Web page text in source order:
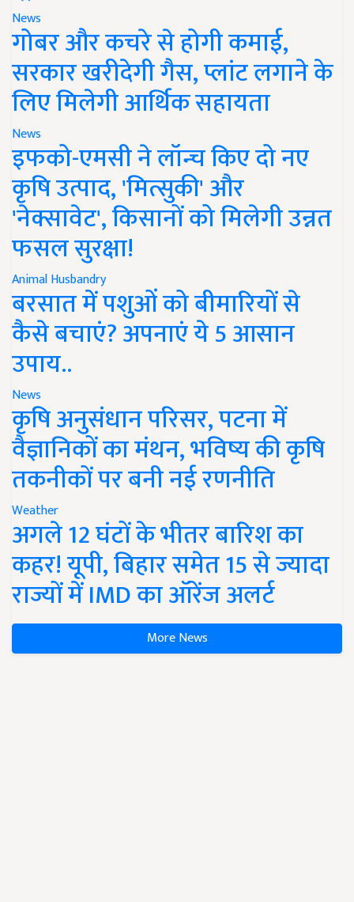
News
गोबर और कचरे से होगी कमाई,
सरकार खरीदेगी गैस, प्लांट लगाने के
लिए मिलेगी आर्थिक सहायता
News
इफको-एमसी ने लॉन्च किए दो नए
कृषि उत्पाद, 'मित्सुकी' और
'नेक्सावेट', किसानों को मिलेगी उन्नत
फसल सुरक्षा!
Animal Husbandry
बरसात में पशुओं को बीमारियों से
कैसे बचाएं? अपनाएं ये 5 आसान
उपाय..
News
कृषि अनुसंधान परिसर, पटना में
वैज्ञानिकों का मंथन, भविष्य की कृषि
तकनीकों पर बनी नई रणनीति
Weather
अगले 12 घंटों के भीतर बारिश का
कहर! यूपी, बिहार समेत 15 से ज्यादा
राज्यों में IMD का ऑरेंज अलर्ट
More News